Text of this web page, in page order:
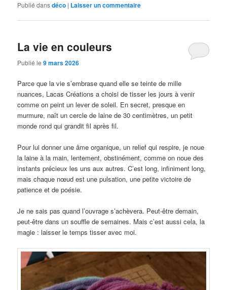
Publié dansdéco | Laisser un commentaire
La vie en couleurs
Publié le9 mars 2026
Parce que la vie s’embrase quand elle se teinte de mille
nuances, Lacas Créations a choisi de tisser les jours à venir
comme on peint un lever de soleil. En secret, presque en
murmure, naît un cercle de laine de 30 centimètres, un petit
monde rond qui grandit fil après fil.
Pour lui donner une âme organique, un relief qui respire, je noue
la laine à la main, lentement, obstinément, comme on noue des
instants précieux les uns aux autres. C’est long, infiniment long,
mais chaque nœud est une pulsation, une petite victoire de
patience et de poésie.
Je ne sais pas quand l’ouvrage s’achèvera. Peut‑être demain,
peut‑être dans un souffle de semaines. Mais c’est aussi cela, la
magie : laisser le temps tisser avec moi.